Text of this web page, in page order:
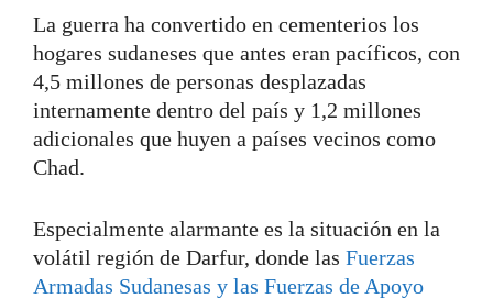
La guerra ha convertido en cementerios los
hogares sudaneses que antes eran pacíficos, con
4,5 millones de personas desplazadas
internamente dentro del país y 1,2 millones
adicionales que huyen a países vecinos como
Chad.
Especialmente alarmante es la situación en la
volátil región de Darfur, donde las Fuerzas
Armadas Sudanesas y las Fuerzas de Apoyo